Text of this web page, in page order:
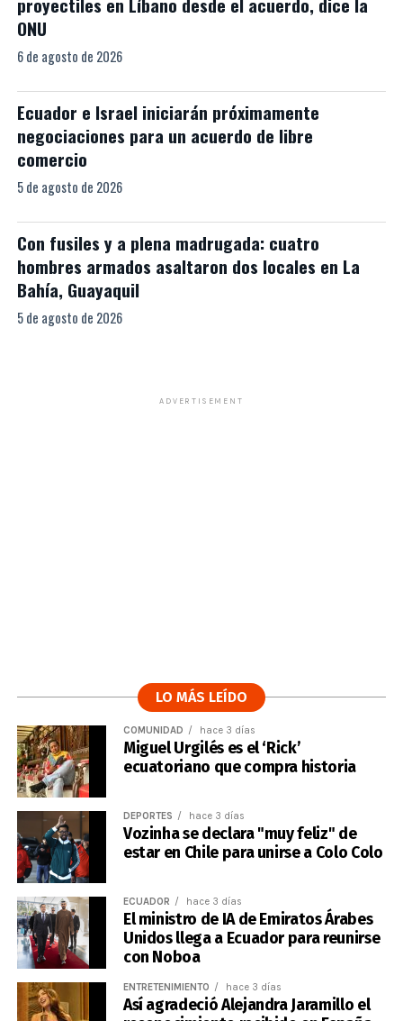
ONU
6 de agosto de 2026
Ecuador e Israel iniciarán próximamente
negociaciones para un acuerdo de libre
comercio
5 de agosto de 2026
Con fusiles y a plena madrugada: cuatro
hombres armados asaltaron dos locales en La
Bahía, Guayaquil
5 de agosto de 2026
ADVERTISEMENT
LO MÁS LEÍDO
COMUNIDAD hace 3 días
Miguel Urgilés es el ‘Rick’
ecuatoriano que compra historia
DEPORTES hace 3 días
Vozinha se declara "muy feliz" de
estar en Chile para unirse a Colo Colo
ECUADOR hace 3 días
El ministro de IA de Emiratos Árabes
Unidos llega a Ecuador para reunirse
con Noboa
ENTRETENIMIENTO hace 3 días
Así agradeció Alejandra Jaramillo el